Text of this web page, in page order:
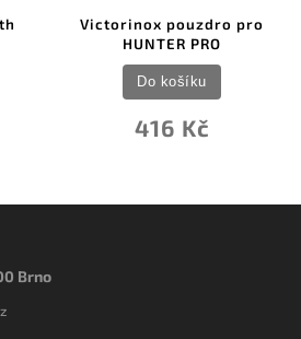
Victorinox pouzdro pro
HUNTER PRO
416 Kč
Do košíku
Brno